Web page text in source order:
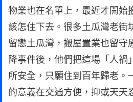
物業也在名單上，最近才開始
該怎住下去。很多土瓜灣老街
留戀土瓜灣，搬屋置業也留守
降事件後，他們把這場「人禍
所安全，只願住到百年歸老。
的意義在交通方便，抑或天天